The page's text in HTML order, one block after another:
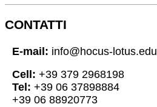
CONTATTI
E-mail: info@hocus-lotus.edu
Cell: +39 379 2968198
Tel: +39 06 37898884
+39 06 88920773